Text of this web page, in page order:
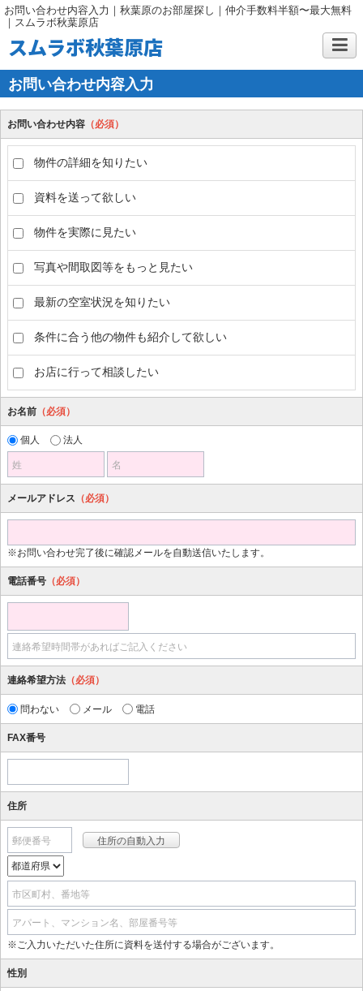
お問い合わせ内容入力｜秋葉原のお部屋探し｜仲介手数料半額〜最大無料
｜スムラボ秋葉原店
スムラボ秋葉原店
お問い合わせ内容入力
お問い合わせ内容 （必須）
物件の詳細を知りたい
資料を送って欲しい
物件を実際に見たい
写真や間取図等をもっと見たい
最新の空室状況を知りたい
条件に合う他の物件も紹介して欲しい
お店に行って相談したい
お名前 （必須）
個人 法人
姓 名
メールアドレス （必須）
※お問い合わせ完了後に確認メールを自動送信いたします。
電話番号 （必須）
連絡希望時間帯があればご記入ください
連絡希望方法 （必須）
問わない メール 電話
FAX番号
住所
郵便番号
市区町村、番地等
アパート、マンション名、部屋番号等
※ご入力いただいた住所に資料を送付する場合がございます。
性別